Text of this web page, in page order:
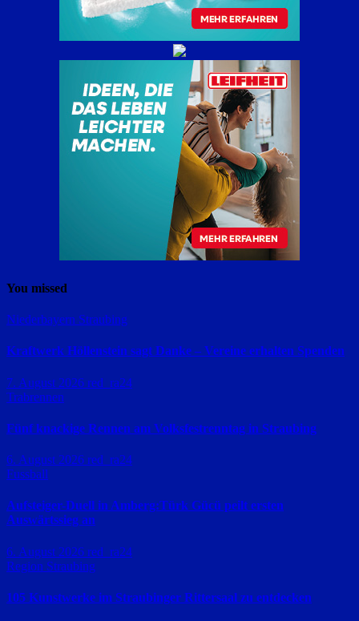
You missed
Niederbayern Straubing
Kraftwerk Höllenstein sagt Danke – Vereine erhalten Spenden
7. August 2026 red_ra24
Trabrennen
Fünf knackige Rennen am Volksfestrenntag in Straubing
6. August 2026 red_ra24
Fussball
Aufsteiger-Duell in Amberg:Türk Gücü peilt ersten
Auswärtssieg an
6. August 2026 red_ra24
Region Straubing
105 Kunstwerke im Straubinger Rittersaal zu entdecken